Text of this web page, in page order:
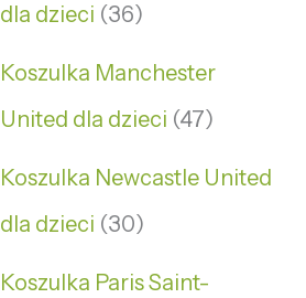
dla dzieci 36
Koszulka Manchester
United dla dzieci 47
Koszulka Newcastle United
dla dzieci 30
Koszulka Paris Saint-